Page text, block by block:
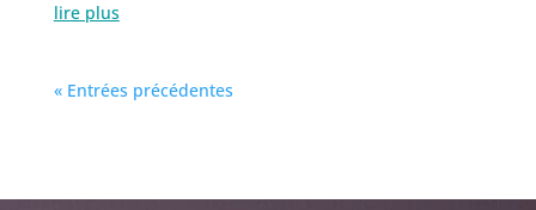
lire plus
« Entrées précédentes